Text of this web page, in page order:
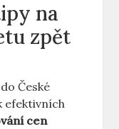
na
zpět⁢
České
efektivních
cen